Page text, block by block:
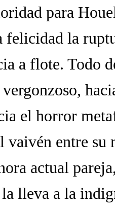
para
felicidad la
a flote. Todo
el horror
vaivén entre su
actual
lleva a la